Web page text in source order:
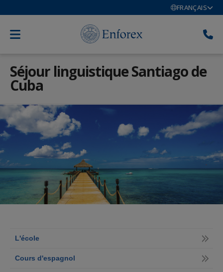
FRANÇAIS
Séjour linguistique Santiago de
Cuba
L'école
Cours d'espagnol